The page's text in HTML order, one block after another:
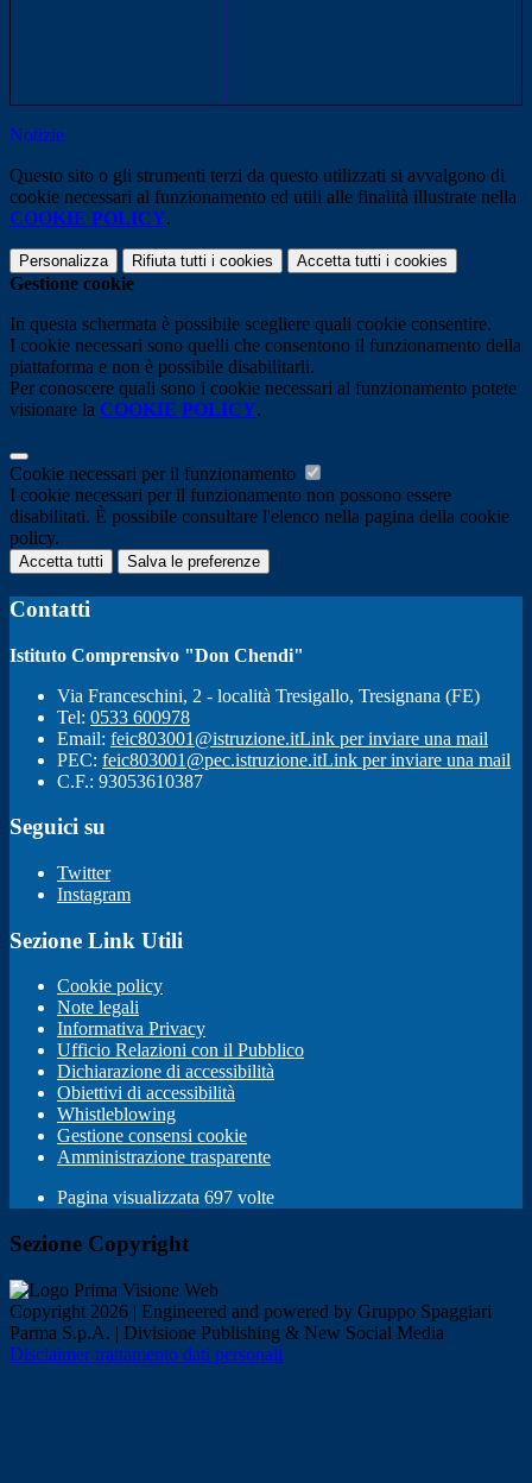
Notizie
Questo sito o gli strumenti terzi da questo utilizzati si avvalgono di
cookie necessari al funzionamento ed utili alle finalità illustrate nella
COOKIE POLICY.
Personalizza Rifiuta tutti i cookies Accetta tutti i cookies
Gestione cookie
In questa schermata è possibile scegliere quali cookie consentire.
I cookie necessari sono quelli che consentono il funzionamento della
piattaforma e non è possibile disabilitarli.
Per conoscere quali sono i cookie necessari al funzionamento potete
visionare la COOKIE POLICY.
Cookie necessari per il funzionamento
I cookie necessari per il funzionamento non possono essere
disabilitati. È possibile consultare l'elenco nella pagina della cookie
policy.
Accetta tutti Salva le preferenze
Contatti
Istituto Comprensivo "Don Chendi"
Via Franceschini, 2 - località Tresigallo, Tresignana (FE)
Tel: 0533 600978
Email: feic803001@istruzione.itLink per inviare una mail
PEC: feic803001@pec.istruzione.itLink per inviare una mail
C.F.: 93053610387
Seguici su
Twitter
Instagram
Sezione Link Utili
Cookie policy
Note legali
Informativa Privacy
Ufficio Relazioni con il Pubblico
Dichiarazione di accessibilità
Obiettivi di accessibilità
Whistleblowing
Gestione consensi cookie
Amministrazione trasparente
Pagina visualizzata 697 volte
Sezione Copyright
Copyright 2026 | Engineered and powered by Gruppo Spaggiari
Parma S.p.A. | Divisione Publishing & New Social Media
Disclaimer trattamento dati personali